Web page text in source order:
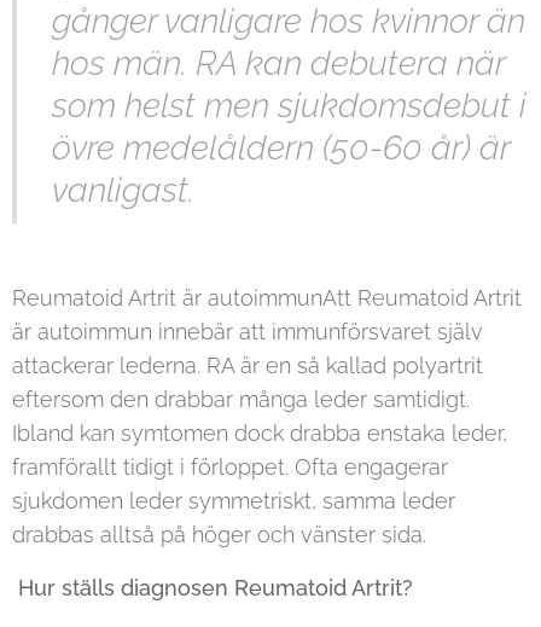
gånger vanligare hos kvinnor än
hos män. RA kan debutera när
som helst men sjukdomsdebut i
övre medelåldern (50-60 år) är
vanligast.
Reumatoid Artrit är autoimmunAtt Reumatoid Artrit
är autoimmun innebär att immunförsvaret själv
attackerar lederna. RA är en så kallad polyartrit
eftersom den drabbar många leder samtidigt.
Ibland kan symtomen dock drabba enstaka leder,
framförallt tidigt i förloppet. Ofta engagerar
sjukdomen leder symmetriskt, samma leder
drabbas alltså på höger och vänster sida.
Hur ställs diagnosen Reumatoid Artrit?